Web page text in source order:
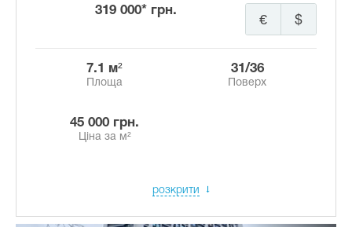
319 000* грн.
$
€
7.1 м²
Площа
31/36
Поверх
45 000 грн.
Ціна за м²
розкрити